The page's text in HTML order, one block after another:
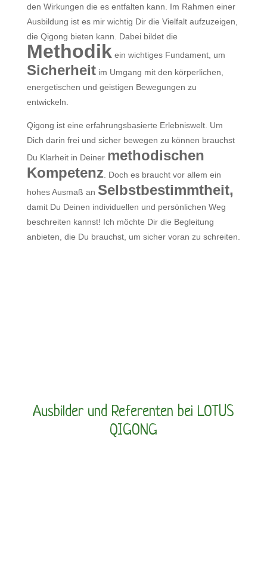
den Wirkungen die es entfalten kann. Im Rahmen einer
Ausbildung ist es mir wichtig Dir die Vielfalt aufzuzeigen,
die Qigong bieten kann. Dabei bildet die
Methodik ein wichtiges Fundament, um
Sicherheitim Umgang mit den körperlichen,
energetischen und geistigen Bewegungen zu
entwickeln.
Qigong ist eine erfahrungsbasierte Erlebniswelt. Um
Dich darin frei und sicher bewegen zu können brauchst
Du Klarheit in Deiner methodischen
Kompetenz . Doch es braucht vor allem ein
hohes Ausmaß an Selbstbestimmtheit,
damit Du Deinen individuellen und persönlichen Weg
beschreiten kannst! Ich möchte Dir die Begleitung
anbieten, die Du brauchst, um sicher voran zu schreiten.
Ausbilder und Referenten bei LOTUS
QIGONG